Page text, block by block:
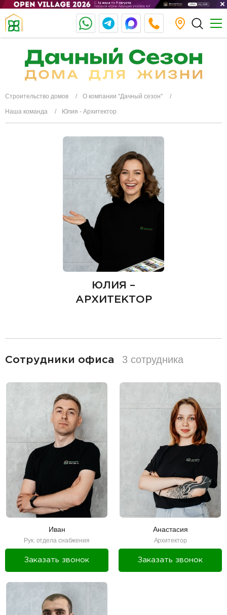
Строительство домов О компании "Дачный сезон"
Наша команда Юлия - Архитектор
ЮЛИЯ –
АРХИТЕКТОР
Сотрудники офиса 3 сотрудника
Иван
Рук. отдела снабжения
Заказать звонок
Анастасия
Архитектор
Заказать звонок